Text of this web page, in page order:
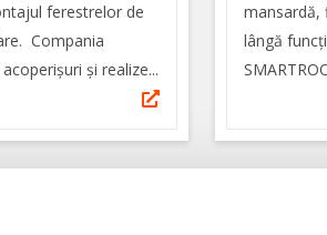
ferestrelor de
Compania
și realize...
mansardă,
lângă